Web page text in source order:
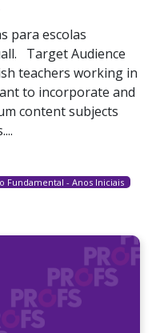
para escolas
Target Audience
teachers working in
to incorporate and
content subjects
Fundamental - Anos Iniciais